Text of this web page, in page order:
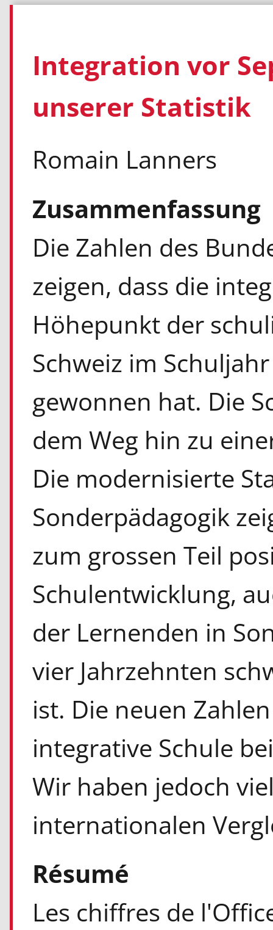
Integration vor
unserer Statistik
Romain Lanners
Zusammenfassung
Die Zahlen des
zeigen, dass die
Höhepunkt der
Schweiz im
gewonnen hat. Die
dem Weg hin zu
Die modernisierte
Sonderpädagogik
zum grossen Teil
Schulentwicklung,
der Lernenden in
vier Jahrzehnten
ist. Die neuen
integrative Schule
Wir haben jedoch
internationalen
Résumé
Les chiffres de